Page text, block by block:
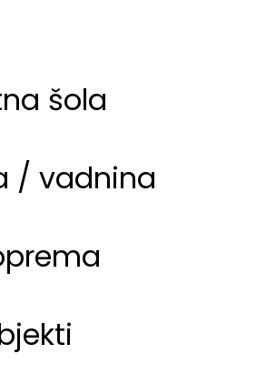
šola
/ vadnina